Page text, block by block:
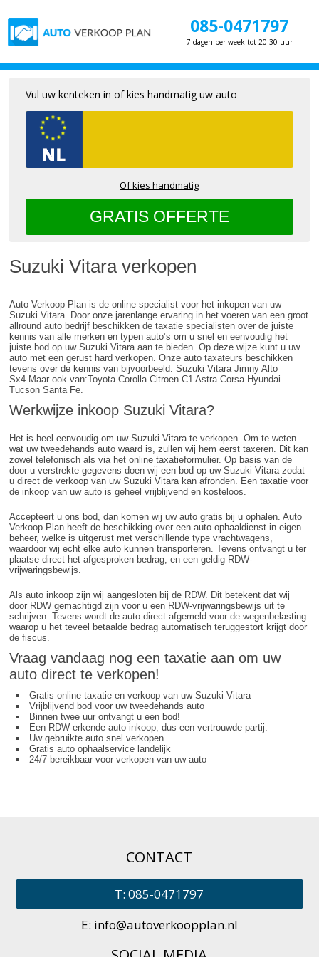
085-0471797
7 dagen per week tot 20:30 uur
Suzuki Vitara verkopen
Auto Verkoop Plan is de online specialist voor het inkopen van uw
Suzuki Vitara. Door onze jarenlange ervaring in het voeren van een groot
allround auto bedrijf beschikken de taxatie specialisten over de juiste
kennis van alle merken en typen auto’s om u snel en eenvoudig het
juiste bod op uw Suzuki Vitara aan te bieden. Op deze wijze kunt u uw
auto met een gerust hard verkopen. Onze auto taxateurs beschikken
tevens over de kennis van bijvoorbeeld: Suzuki Vitara Jimny Alto
Sx4 Maar ook van:Toyota Corolla Citroen C1 Astra Corsa Hyundai
Tucson Santa Fe.
Werkwijze inkoop Suzuki Vitara?
Het is heel eenvoudig om uw Suzuki Vitara te verkopen. Om te weten
wat uw tweedehands auto waard is, zullen wij hem eerst taxeren. Dit kan
zowel telefonisch als via het online taxatieformulier. Op basis van de
door u verstrekte gegevens doen wij een bod op uw Suzuki Vitara zodat
u direct de verkoop van uw Suzuki Vitara kan afronden. Een taxatie voor
de inkoop van uw auto is geheel vrijblijvend en kosteloos.
Accepteert u ons bod, dan komen wij uw auto gratis bij u ophalen. Auto
Verkoop Plan heeft de beschikking over een auto ophaaldienst in eigen
beheer, welke is uitgerust met verschillende type vrachtwagens,
waardoor wij echt elke auto kunnen transporteren. Tevens ontvangt u ter
plaatse direct het afgesproken bedrag, en een geldig RDW-
vrijwaringsbewijs.
Als auto inkoop zijn wij aangesloten bij de RDW. Dit betekent dat wij
door RDW gemachtigd zijn voor u een RDW-vrijwaringsbewijs uit te
schrijven. Tevens wordt de auto direct afgemeld voor de wegenbelasting
waarop u het teveel betaalde bedrag automatisch teruggestort krijgt door
de fiscus.
Vraag vandaag nog een taxatie aan om uw
auto direct te verkopen!
Gratis online taxatie en verkoop van uw Suzuki Vitara
Vrijblijvend bod voor uw tweedehands auto
Binnen twee uur ontvangt u een bod!
Een RDW-erkende auto inkoop, dus een vertrouwde partij.
Uw gebruikte auto snel verkopen
Gratis auto ophaalservice landelijk
24/7 bereikbaar voor verkopen van uw auto
Vul uw kenteken in of kies handmatig uw auto
Of kies handmatig
CONTACT
T: 085-0471797
E: info@autoverkoopplan.nl